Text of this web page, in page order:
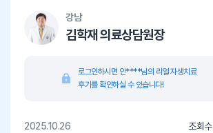
강남
김학재 의료상담원장
로그인하시면 안****님의 리얼 자생치료
후기를 확인하실 수 있습니다!
2025.10.26 조회수